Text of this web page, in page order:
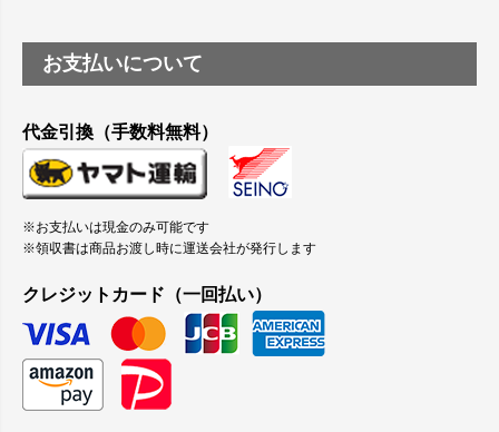
お支払いについて
代金引換（手数料無料）
※お支払いは現金のみ可能です
※領収書は商品お渡し時に運送会社が発行します
クレジットカード（一回払い）